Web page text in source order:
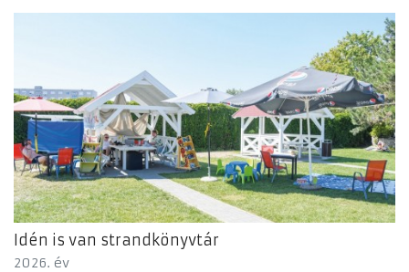
Idén is van strandkönyvtár
2026. év